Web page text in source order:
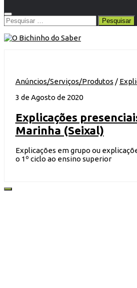
Pesquisar
por:
Anúncios/Serviços/Produtos /
3 de Agosto de 2020
Explicações
Marinha (Seixal)
Explicações em grupo ou
o 1º ciclo ao ensino superior